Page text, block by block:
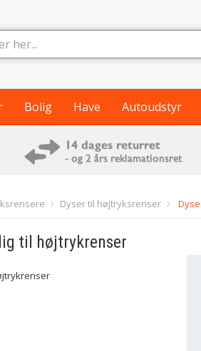
Bolig Have Autoudstyr
Dyser til højtryksrenser
til højtrykrenser